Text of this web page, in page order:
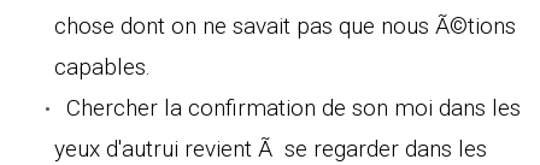
chose dont on ne savait pas que nous Ã©tions
capables.
Chercher la confirmation de son moi dans les
yeux d'autrui revient Ã se regarder dans les